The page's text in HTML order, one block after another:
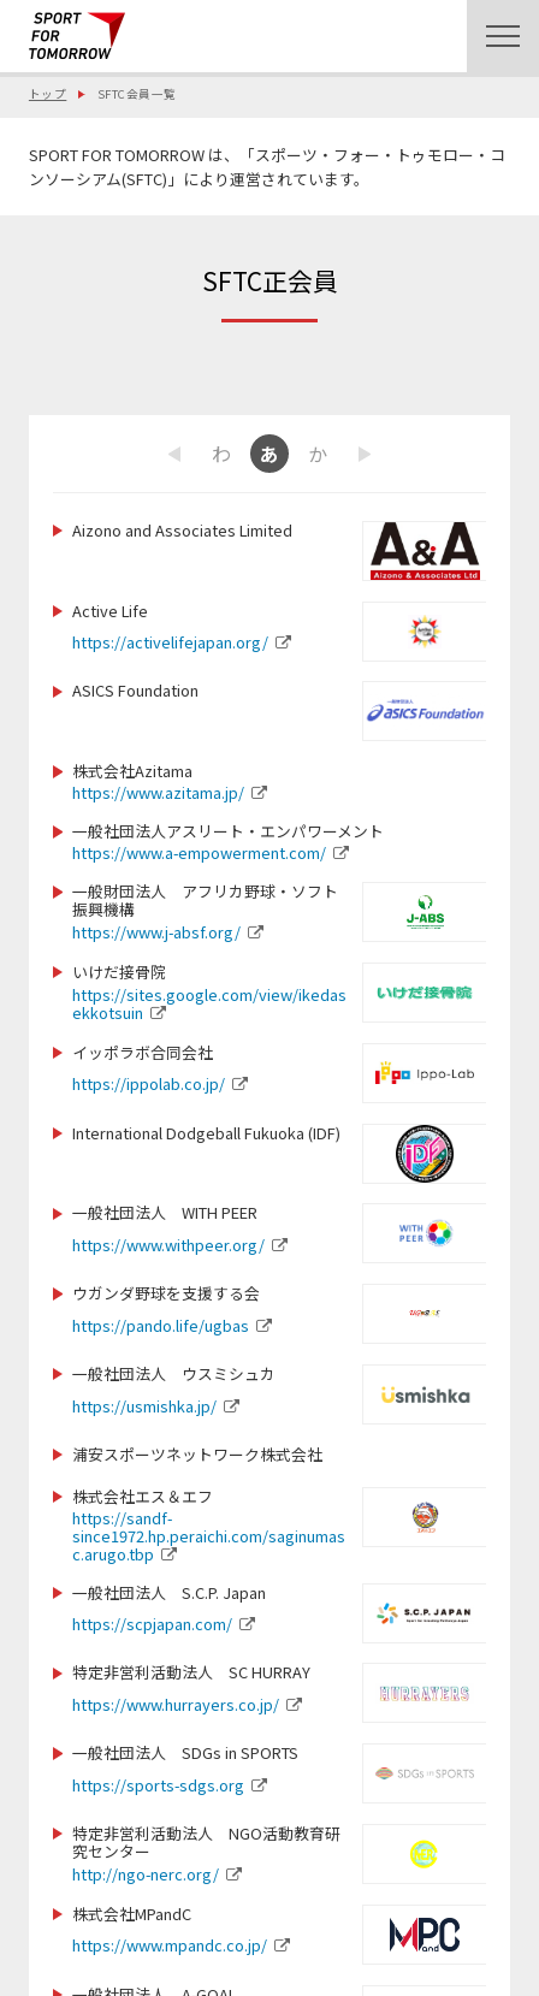
トップ SFTC会員一覧
SPORT FOR TOMORROW は、「スポーツ・フォー・トゥモロー・コ
ンソーシアム(SFTC)」により運営されています。
SFTC正会員
Previous
ら わ あ か さ
Aizono and Associates Limited
Active Life
https://activelifejapan.org/
ASICS Foundation
株式会社Azitama
https://www.azitama.jp/
一般社団法人アスリート・エンパワーメント
https://www.a-empowerment.com/
一般財団法人 アフリカ野球・ソフト
振興機構
https://www.j-absf.org/
いけだ接骨院
https://sites.google.com/view/ikedas
ekkotsuin
イッポラボ合同会社
https://ippolab.co.jp/
International Dodgeball Fukuoka (IDF)
一般社団法人 WITH PEER
https://www.withpeer.org/
ウガンダ野球を支援する会
https://pando.life/ugbas
一般社団法人 ウスミシュカ
https://usmishka.jp/
浦安スポーツネットワーク株式会社
株式会社エス＆エフ
https://sandf-
since1972.hp.peraichi.com/saginumas
c.arugo.tbp
一般社団法人 S.C.P. Japan
https://scpjapan.com/
特定非営利活動法人 SC HURRAY
https://www.hurrayers.co.jp/
一般社団法人 SDGs in SPORTS
https://sports-sdgs.org
特定非営利活動法人 NGO活動教育研
究センター
http://ngo-nerc.org/
株式会社MPandC
https://www.mpandc.co.jp/
https://www.city.kamaishi.iwate.jp/
https://color-bath.jp/
https://thecultivator.jp/
https://www.frontale.co.jp/
https://footballcamp-cup.com/
https://www.globalbridge.plus/
https://www.idcj.jp/
iesa.jp
https://www.paraphoto.org
https://isca.jp.net/
http://www.budo-u.ac.jp/
https://www.tkse.org/
https://xiborg.jp
https://www.city.sapporo.jp/
https://sanix.jp/
https://samasama.site/home/play-
for-sos-2/
https://shizuoka-parasports.jp/
https://www.city.shizuoka.lg.jp/
https://synergia.co.jp/
https://www.seedsfootball.com/
https://www.instagram.com/seed_for
https://jetprogramme.org/ja/
https://ji-institute.com/
https://www.spocom.org/
https://gxa.co.jp/
https://gmss.jp
https://www.swimmy-ss.com/
https://www.kcaa-jp.org/
https://team-adp.com/
https://www.tsuzukisports.com/
https://www.city.tsuruoka.lg.jp/
https://ticadgames.org/
https://palau-consulting-company.jimdosite.com/
https://www.instagram.com/tokyotennisvibes
https://tosacho-sc.jp/
https://www.toshimakubasketball.org
/
https://tochigi-pref-sports-commission.com/
https://www.totos.or.jp/
https://policy.doshisha.ac.jp/policy/faculty/kawai/info.ht
ml
http://dreamers-inc.jp
https://gateway-hotel.co.jp/
https://www.city.narita.chiba.jp
https://www.city.nikaho.akita.jp
https://www.facebook.com/profile.php?
http://www.web-jpfa.jp
https://www.nipponbudokan.or.jp
http://www.jihf.or.jp
https://j-wfa.jp/
https://kickbase-japan.org
https://cricket.or.jp/
https://jwrf.jp/
https://jppc.jp/
https://www.jice.org
https://www.cozy-
sports.com/nagano-school/nagano/
https://www.paranori.com/
https://www.samuraitrip07.com/home
-1
http://mie-pearls.com
https://www.ran-mei.com/
https://peaceboat.org/
https://www.pref.fukuoka.lg.jp/life/5/44/202/
https://www.rugby-fukuoka.jp/
https://verspah.jp
https://corp.mizuno.com/jp
https://www.doping-guardian.com/
https://mugenservice.co.jp/
https://www.andrew.ac.jp/
https://www.monkeymagic.or.jp
https://www.giants.jp/
https://www.lovefutbol-japan.org/
https://www.ritsumei.ac.jp/shs/